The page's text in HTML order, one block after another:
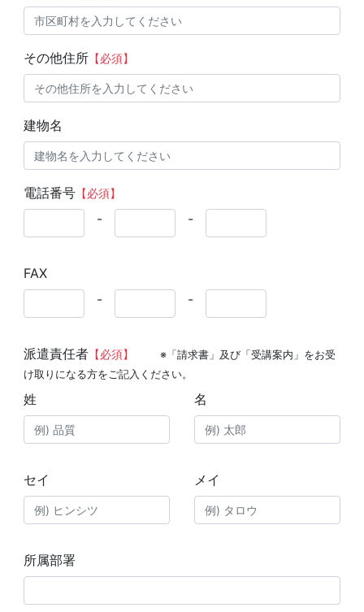
その他住所【必須】
建物名
電話番号【必須】
- -
FAX
-
-
派遣責任者【必須】
※「請求書」及び「受講案内」をお受
け取りになる方をご記入ください。
姓 名
セイ メイ
所属部署